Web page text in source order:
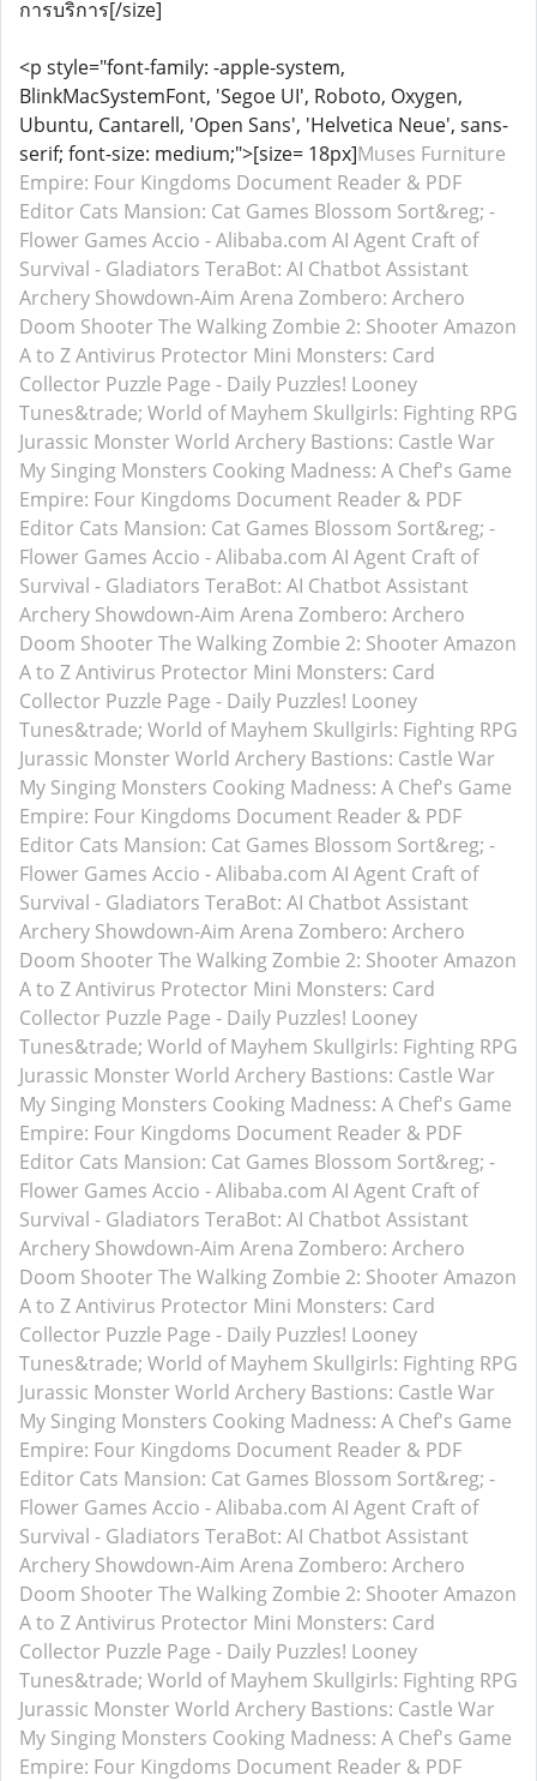
การบริการ[/size]
<p style="font-family: -apple-system,
BlinkMacSystemFont, 'Segoe UI', Roboto, Oxygen,
Ubuntu, Cantarell, 'Open Sans', 'Helvetica Neue', sans-
serif; font-size: medium;">[size= 18px]Muses Furniture
Empire: Four Kingdoms Document Reader & PDF
Editor Cats Mansion: Cat Games Blossom Sort&reg; -
Flower Games Accio - Alibaba.com AI Agent Craft of
Survival - Gladiators TeraBot: AI Chatbot Assistant
Archery Showdown-Aim Arena Zombero: Archero
Doom Shooter The Walking Zombie 2: Shooter Amazon
A to ZAntivirus Protector Mini Monsters: Card
Collector Puzzle Page - Daily Puzzles! Looney
Tunes&trade; World of Mayhem Skullgirls: Fighting RPG
Jurassic Monster World Archery Bastions: Castle War
My Singing Monsters Cooking Madness: A Chef's Game
Empire: Four Kingdoms Document Reader & PDF
Editor Cats Mansion: Cat Games Blossom Sort&reg; -
Flower Games Accio - Alibaba.com AI Agent Craft of
Survival - Gladiators TeraBot: AI Chatbot Assistant
Archery Showdown-Aim Arena Zombero: Archero
Doom Shooter The Walking Zombie 2: Shooter Amazon
A to ZAntivirus Protector Mini Monsters: Card
Collector Puzzle Page - Daily Puzzles! Looney
Tunes&trade; World of Mayhem Skullgirls: Fighting RPG
Jurassic Monster World Archery Bastions: Castle War
My Singing Monsters Cooking Madness: A Chef's Game
Empire: Four Kingdoms Document Reader & PDF
Editor Cats Mansion: Cat Games Blossom Sort&reg; -
Flower Games Accio - Alibaba.com AI Agent Craft of
Survival - Gladiators TeraBot: AI Chatbot Assistant
Archery Showdown-Aim Arena Zombero: Archero
Doom Shooter The Walking Zombie 2: Shooter Amazon
A to ZAntivirus Protector Mini Monsters: Card
Collector Puzzle Page - Daily Puzzles! Looney
Tunes&trade; World of Mayhem Skullgirls: Fighting RPG
Jurassic Monster World Archery Bastions: Castle War
My Singing Monsters Cooking Madness: A Chef's Game
Empire: Four Kingdoms Document Reader & PDF
Editor Cats Mansion: Cat Games Blossom Sort&reg; -
Flower Games Accio - Alibaba.com AI Agent Craft of
Survival - Gladiators TeraBot: AI Chatbot Assistant
Archery Showdown-Aim Arena Zombero: Archero
Doom Shooter The Walking Zombie 2: Shooter Amazon
A to ZAntivirus Protector Mini Monsters: Card
Collector Puzzle Page - Daily Puzzles! Looney
Tunes&trade; World of Mayhem Skullgirls: Fighting RPG
Jurassic Monster World Archery Bastions: Castle War
My Singing Monsters Cooking Madness: A Chef's Game
Empire: Four Kingdoms Document Reader & PDF
Editor Cats Mansion: Cat Games Blossom Sort&reg; -
Flower Games Accio - Alibaba.com AI Agent Craft of
Survival - Gladiators TeraBot: AI Chatbot Assistant
Archery Showdown-Aim Arena Zombero: Archero
Doom Shooter The Walking Zombie 2: Shooter Amazon
A to ZAntivirus Protector Mini Monsters: Card
Collector Puzzle Page - Daily Puzzles! Looney
Tunes&trade; World of Mayhem Skullgirls: Fighting RPG
Jurassic Monster World Archery Bastions: Castle War
My Singing Monsters Cooking Madness: A Chef's Game
Empire: Four Kingdoms Document Reader & PDF